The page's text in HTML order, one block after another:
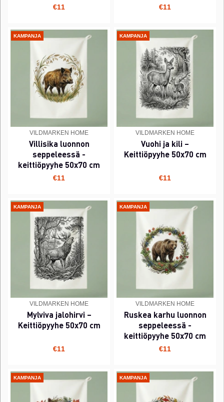
€11 €11
KAMPANJA
VILDMARKEN HOME
Villisika luonnon
seppeleessä -
keittiöpyyhe 50x70 cm
€11
KAMPANJA
VILDMARKEN HOME
Vuohi ja kili –
Keittiöpyyhe 50x70 cm
€11
KAMPANJA
VILDMARKEN HOME
Mylviva jalohirvi –
Keittiöpyyhe 50x70 cm
€11
KAMPANJA
VILDMARKEN HOME
Ruskea karhu luonnon
seppeleessä -
keittiöpyyhe 50x70 cm
€11
KAMPANJA KAMPANJA